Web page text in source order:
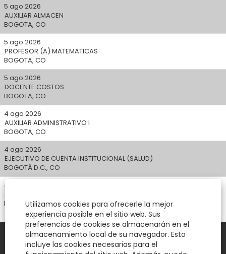
Utilizamos cookies para ofrecerle la mejor
experiencia posible en el sitio web. Sus
preferencias de cookies se almacenarán en el
almacenamiento local de su navegador. Esto
incluye las cookies necesarias para el
5 ago 2026
AUXILIAR ALMACEN
BOGOTA, CO
5 ago 2026
PROFESOR (A) MATEMATICAS
BOGOTA, CO
5 ago 2026
DOCENTE COSTOS
BOGOTA, CO
4 ago 2026
AUXILIAR ADMINISTRATIVO I
BOGOTA, CO
4 ago 2026
EJECUTIVO DE CUENTA INSTITUCIONAL (SALUD)
BOGOTÁ D.C., CO
4 ago 2026
AUXILIAR SERVICIOS (AYB)
PAIPA, CO